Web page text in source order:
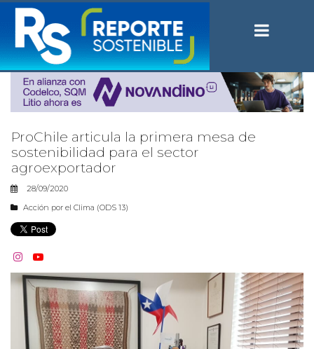
ProChile articula la primera mesa de
sostenibilidad para el sector
agroexportador
28/09/2020
Acción por el Clima (ODS 13)
 